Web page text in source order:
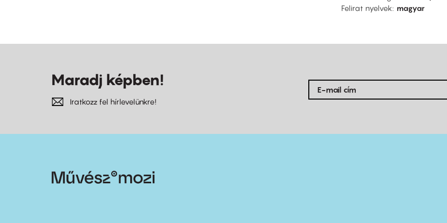
Felirat nyelvek
magyar
Maradj képben!
Iratkozz fel hírlevelünkre!